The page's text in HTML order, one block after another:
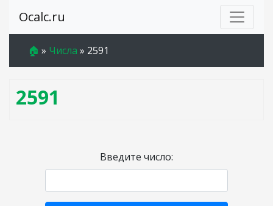
Ocalc.ru
🏠 » Числа » 2591
2591
Введите число: